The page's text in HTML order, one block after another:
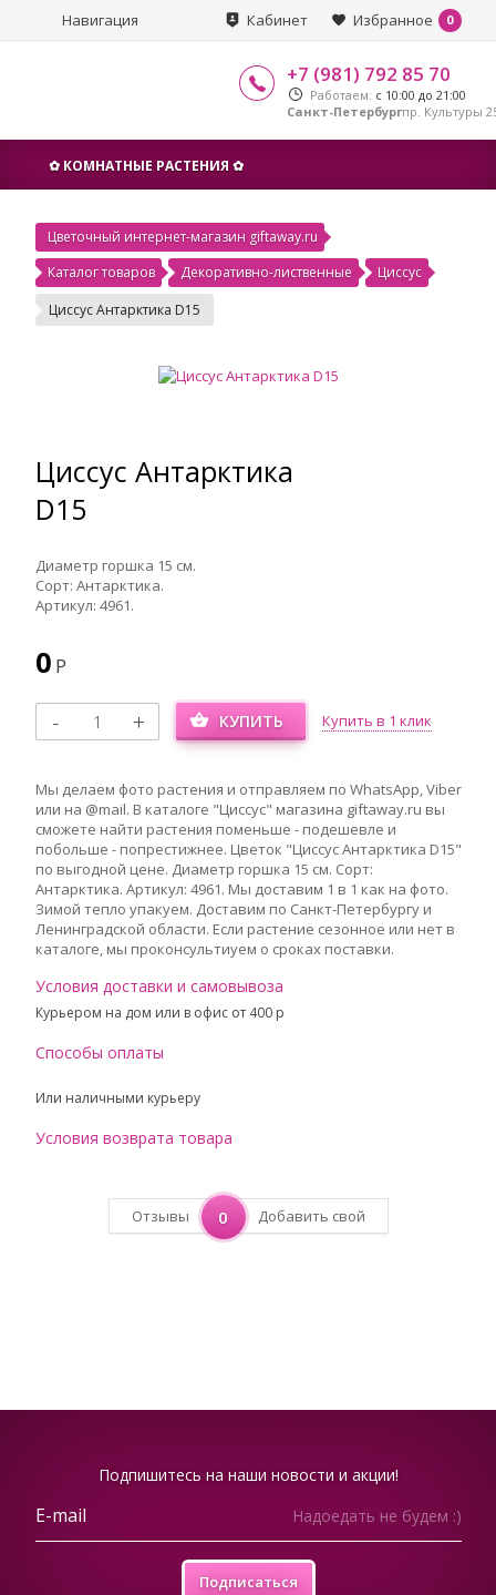
Навигация Избранное 0
Кабинет
+7 (981) 792 85 70
Работаем: с 10:00 до 21:00
Санкт-Петербургпр. Культуры
✿ КОМНАТНЫЕ РАСТЕНИЯ ✿
Цветочный интернет-магазин giftaway.ru
Каталог товаров
Декоративно-лиственные
Циссус
Циссус Антарктика D15
Циссус Антарктика
D15
Диаметр горшка 15 см.
Сорт: Антарктика.
Артикул: 4961.
0Р
КУПИТЬ Купить в 1 клик
Мы делаем фото растения и отправляем по WhatsApp, Viber
или на @mail. В каталоге "Циссус" магазина giftaway.ru вы
сможете найти растения поменьше - подешевле и
побольше - попрестижнее. Цветок "Циссус Антарктика D15"
по выгодной цене. Диаметр горшка 15 см. Сорт:
Антарктика. Артикул: 4961. Мы доставим 1 в 1 как на фото.
Зимой тепло упакуем. Доставим по Санкт-Петербургу и
Ленинградской области. Если растение сезонное или нет в
каталоге, мы проконсультиуем о сроках поставки.
Условия доставки и самовывоза
Курьером на дом или в офис от 400 p
Способы оплаты
Или наличными курьеру
Условия возврата товара
Отзывы 0 Добавить свой
Подпишитесь на наши новости и акции!
Надоедать не будем :)
Подписаться